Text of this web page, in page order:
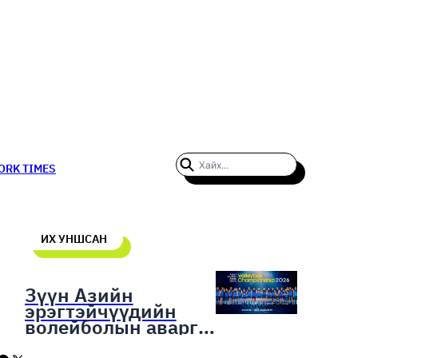
TIMES
ИХ УНШСАН
Зүүн Азийн
эрэгтэйчүүдийн
волейболын аварга
шалгаруулах